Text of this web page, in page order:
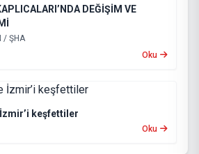
DEĞİŞİM VE
HABER HÜSEYİN AKIN / ŞHA
Oku
keşfettiler
Oku